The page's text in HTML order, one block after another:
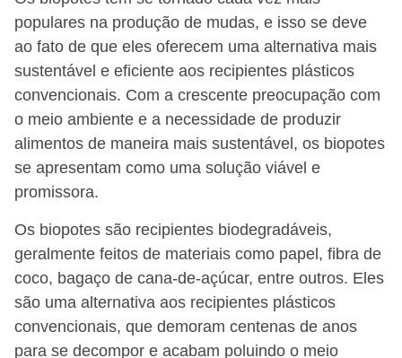
populares na produção de mudas, e isso se deve
ao fato de que eles oferecem uma alternativa mais
sustentável e eficiente aos recipientes plásticos
convencionais. Com a crescente preocupação com
o meio ambiente e a necessidade de produzir
alimentos de maneira mais sustentável, os biopotes
se apresentam como uma solução viável e
promissora.
Os biopotes são recipientes biodegradáveis,
geralmente feitos de materiais como papel, fibra de
coco, bagaço de cana-de-açúcar, entre outros. Eles
são uma alternativa aos recipientes plásticos
convencionais, que demoram centenas de anos
para se decompor e acabam poluindo o meio